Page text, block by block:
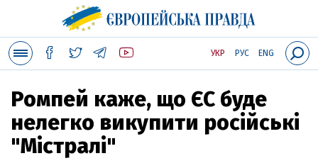
УКР РУС ENG
Ромпей каже, що ЄС буде
нелегко викупити російські
"Містралі"